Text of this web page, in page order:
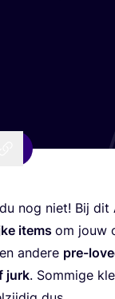
nog niet! Bij dit
items om jouw
ande­re pre-
jurk. Som­mi­ge